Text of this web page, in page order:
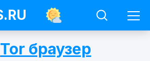
.RU
Tor браузер